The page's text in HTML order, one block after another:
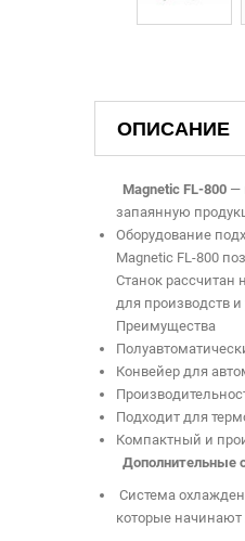
ОПИСАНИЕ
Magnetic FL-800 —
запаянную
Оборудование
Magnetic FL-800
Станок рассчитан
для производств и
Преимущества
Конвейер для
Подходит для
Компактный и
Дополнительные
Система
которые начинают